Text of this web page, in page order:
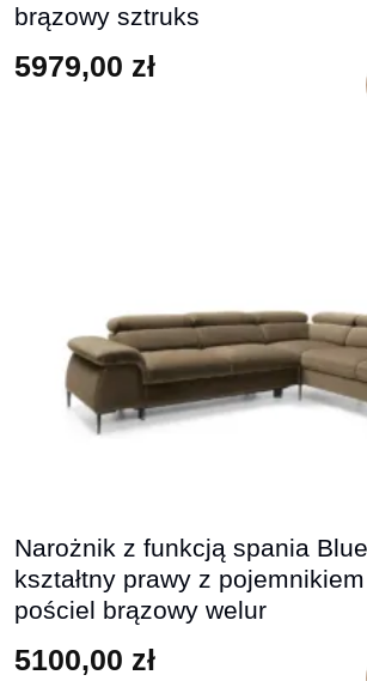
brązowy sztruks
5979,00 zł
Narożnik z funkcją spania
kształtny prawy z
pościel brązowy welur
5100,00 zł